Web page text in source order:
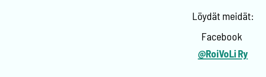
Löydät meidät:
Facebook
@RoiVoLi Ry